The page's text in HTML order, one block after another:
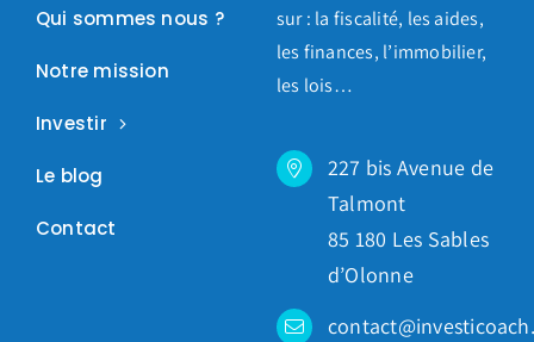
Qui sommes nous ?
Notre mission
Investir
Le blog
Contact
sur : la fiscalité, les aides,
les finances, l’immobilier,
les lois…
227 bis Avenue de
Talmont
85 180 Les Sables
d’Olonne